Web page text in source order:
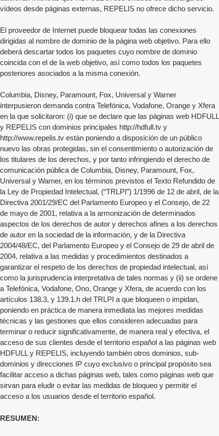
vídeos desde páginas externas, REPELIS no ofrece dicho servicio.
El proveedor de Internet puede bloquear todas las conexiones
dirigidas al nombre de dominio de la página web objetivo. Para ello
deberá descartar todos los paquetes cuyo nombre de dominio
coincida con el de la web objetivo, así como todos los paquetes
posteriores asociados a la misma conexión.
Columbia, Disney, Paramount, Fox, Universal y Warner
interpusieron demanda contra Telefónica, Vodafone, Orange y Xfera
en la que solicitaron: (i) que se declare que las páginas web HDFULL
y REPELIS con dominios principales http://hdfull.tv y
http://www.repelis.tv están poniendo a disposición de un público
nuevo las obras protegidas, sin el consentimiento o autorización de
los titulares de los derechos, y por tanto infringiendo el derecho de
comunicación pública de Columbia, Disney, Paramount, Fox,
Universal y Warner, en los términos previstos el Texto Refundido de
la Ley de Propiedad Intelectual, (“TRLPI”) 1/1996 de 12 de abril, de la
Directiva 2001/29/EC del Parlamento Europeo y el Consejo, de 22
de mayo de 2001, relativa a la armonización de determinados
aspectos de los derechos de autor y derechos afines a los derechos
de autor en la sociedad de la información, y de la Directiva
2004/48/EC, del Parlamento Europeo y el Consejo de 29 de abril de
2004, relativa a las medidas y procedimientos destinados a
garantizar el respeto de los derechos de propiedad intelectual, así
como la jurisprudencia interpretativa de tales normas y (ii) se ordene
a Telefónica, Vodafone, Ono, Orange y Xfera, de acuerdo con los
artículos 138.3, y 139.1.h del TRLPI a que bloqueen o impidan,
poniendo en práctica de manera inmediata las mejores medidas
técnicas y las gestiones que ellos consideren adecuadas para
terminar o reducir significativamente, de manera real y efectiva, el
acceso de sus clientes desde el territorio español a las páginas web
HDFULL y REPELIS, incluyendo también otros dominios, sub-
dominios y direcciones IP cuyo exclusivo o principal propósito sea
facilitar acceso a dichas páginas web, tales como páginas web que
sirvan para eludir o evitar las medidas de bloqueo y permitir el
acceso a los usuarios desde el territorio español.
RESUMEN: